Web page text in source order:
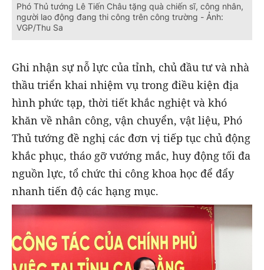
Phó Thủ tướng Lê Tiến Châu tặng quà chiến sĩ, công nhân,
người lao động đang thi công trên công trường - Ảnh:
VGP/Thu Sa
Ghi nhận sự nỗ lực của tỉnh, chủ đầu tư và nhà
thầu triển khai nhiệm vụ trong điều kiện địa
hình phức tạp, thời tiết khắc nghiệt và khó
khăn về nhân công, vận chuyển, vật liệu, Phó
Thủ tướng đề nghị các đơn vị tiếp tục chủ động
khắc phục, tháo gỡ vướng mắc, huy động tối đa
nguồn lực, tổ chức thi công khoa học để đẩy
nhanh tiến độ các hạng mục.